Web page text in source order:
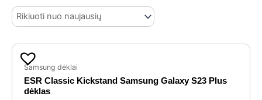
Samsung dėklai
ESR Classic Kickstand Samsung Galaxy S23 Plus
dėklas
price
was: is: